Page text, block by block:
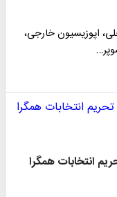
اپوزیسیون خارجی،
انتخابات همگرا